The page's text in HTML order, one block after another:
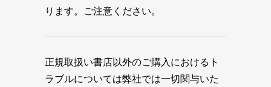
ります。ご注意ください。
正規取扱い書店以外のご購入におけるト
ラブルについては弊社では一切関与いた